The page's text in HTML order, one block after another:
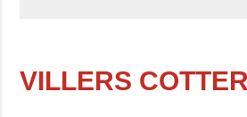
VILLERS